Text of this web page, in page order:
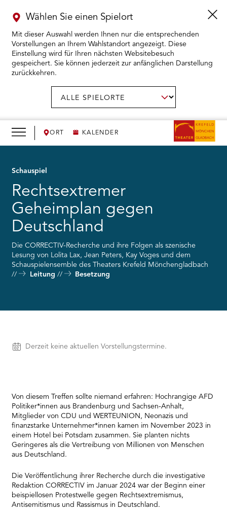
ORT KALENDER
Wählen Sie einen Spielort
Mit dieser Auswahl werden Ihnen nur die entsprechenden
Vorstellungen an Ihrem Wahlstandort angezeigt. Diese
Einstellung wird für Ihren nächsten Websitebesuch
gespeichert. Sie können jederzeit zur anfänglichen Darstellung
zurückkehren.
KARTENKAUF ÖFFNEN
WIR ÖFFNEN
DAS THEATER ÖFFNEN
THEATERPÄDAGOGIK ÖFFNEN
BESUCH ÖFFNEN
Schauspiel
Rechtsextremer
Geheimplan gegen
Deutschland
Die CORRECTIV-Recherche und ihre Folgen als szenische
Lesung von Lolita Lax, Jean Peters, Kay Voges und dem
Schauspielensemble des Theaters Krefeld Mönchengladbach
Leitung
Besetzung
Vorstellungen
Derzeit keine aktuellen Vorstellungstermine.
Von diesem Treffen sollte niemand erfahren: Hochrangige AFD
Politiker*innen aus Brandenburg und Sachsen-Anhalt,
Mitglieder von CDU und WERTEUNION, Neonazis und
finanzstarke Unternehmer*innen kamen im November 2023 in
einem Hotel bei Potsdam zusammen. Sie planten nichts
Geringeres als die Vertreibung von Millionen von Menschen
aus Deutschland.
Die Veröffentlichung ihrer Recherche durch die investigative
Redaktion CORRECTIV im Januar 2024 war der Beginn einer
beispiellosen Protestwelle gegen Rechtsextremismus,
Antisemitismus und Rassismus in Deutschland.